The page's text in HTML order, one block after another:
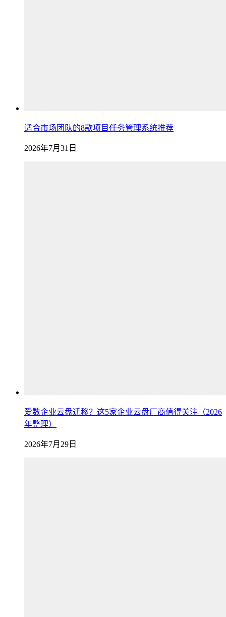
适合市场团队的8款项目任务管理系统推荐
2026年7月31日
爱数企业云盘迁移？这5家企业云盘厂商值得关注（2026
年整理）
2026年7月29日